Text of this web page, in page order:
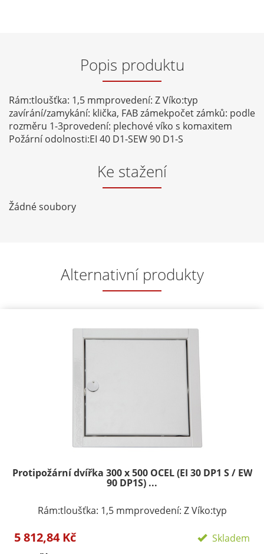
Popis produktu
Rám:tloušťka: 1,5 mmprovedení: Z Víko:typ
zavírání/zamykání: klička, FAB zámekpočet zámků: podle
rozměru 1-3provedení: plechové víko s komaxitem
Požární odolnosti:EI 40 D1-SEW 90 D1-S
Ke stažení
Žádné soubory
Alternativní produkty
Protipožární dvířka 300 x 500 OCEL (EI 30 DP1 S / EW
90 DP1S) ...
Rám:tloušťka: 1,5 mmprovedení: Z Víko:typ
podle rozměru 1-3provedení: plechové víko s
5 812,84 Kč Skladem